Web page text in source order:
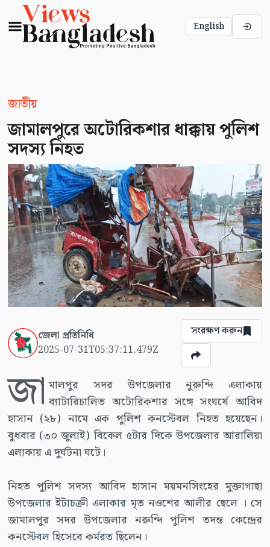
English
জাতীয়
জামালপুরে অটোরিকশার ধাক্কায় পুলিশ
সদস্য নিহত
জেলা প্রতিনিধি
2025-07-31T05:37:11.479Z
সংরক্ষণ করুন
জা মালপুর সদর উপজেলার নুরুন্দি এলাকায়
ব্যাটারিচালিত অটোরিকশার সঙ্গে সংঘর্ষে আবিদ
হাসান (২৮) নামে এক পুলিশ কনস্টেবল নিহত হয়েছেন।
বুধবার (৩০ জুলাই) বিকেল ৫টার দিকে উপজেলার আরালিয়া
এলাকায় এ দুর্ঘটনা ঘটে।
নিহত পুলিশ সদস্য আবিদ হাসান ময়মনসিংহের মুক্তাগাছা
উপজেলার ইটাচক্রী এলাকার মৃত নওশের আলীর ছেলে । সে
জামালপুর সদর উপজেলার নরুন্দি পুলিশ তদন্ত কেন্দ্রের
কনস্টেবল হিসেবে কর্মরত ছিলেন।